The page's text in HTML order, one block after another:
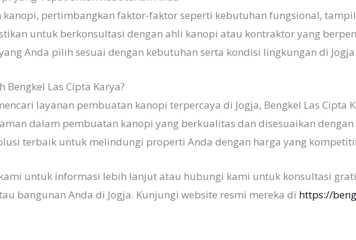
pertimbangkan faktor-faktor seperti kebutuhan fungsional,
untuk berkonsultasi dengan ahli kanopi atau kontraktor yang
Anda pilih sesuai dengan kebutuhan serta kondisi lingkungan di Jogja.
Bengkel Las Cipta Karya?
layanan pembuatan kanopi terpercaya di Jogja, Bengkel Las Cipta
dalam pembuatan kanopi yang berkualitas dan disesuaikan
terbaik untuk melindungi properti Anda dengan harga yang
untuk informasi lebih lanjut atau hubungi kami untuk konsultasi
bangunan Anda di Jogja. Kunjungi website resmi mereka di https://